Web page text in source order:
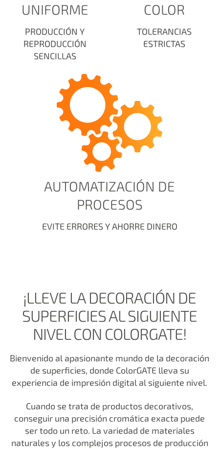
UNIFORME
PRODUCCIÓN Y
REPRODUCCIÓN
SENCILLAS
COLOR
TOLERANCIAS
ESTRICTAS
AUTOMATIZACIÓN DE
PROCESOS
EVITE ERRORES Y AHORRE DINERO
¡LLEVE LA DECORACIÓN DE
SUPERFICIES AL SIGUIENTE
NIVEL CON COLORGATE!
Bienvenido al apasionante mundo de la decoración
de superficies, donde ColorGATE lleva su
experiencia de impresión digital al siguiente nivel.
Cuando se trata de productos decorativos,
conseguir una precisión cromática exacta puede
ser todo un reto. La variedad de materiales
naturales y los complejos procesos de producción